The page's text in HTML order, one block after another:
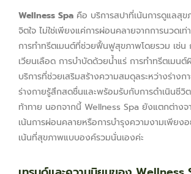
Wellness Spa คือ บริการสปาที่เน้นการดูแลสุข
จิตใจ ไม่ใช่เพียงแค่การผ่อนคลายจากการนวดเ
การทำทรีตเมนต์ที่ช่วยฟื้นฟูสุขภาพโดยรวม เช่น
เวียนเลือด การบำบัดด้วยน้ำแร่ การทำทรีตเมนต์
บริการที่ช่วยเสริมสร้างความสมดุลระหว่างร่างก
ร่างกายรู้สึกสดชื่นและพร้อมรับกับการดำเนินชีวิ
ท้าทาย นอกจากนี้ Wellness Spa ยังแตกต่างจ
เน้นการผ่อนคลายหรือการบำรุงความงามเพียง
เน้นที่สุขภาพแบบองค์รวมนั่นเองค่ะ